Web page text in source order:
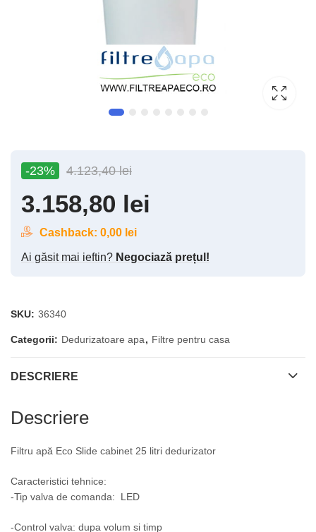
-23% 4.123,40lei
3.158,80 lei
Cashback: 0,00 lei
Ai găsit mai ieftin? Negociază prețul!
SKU: 36340
Categorii: Dedurizatoare apa, Filtre pentru casa
DESCRIERE
Descriere
Filtru apă Eco Slide cabinet 25 litri dedurizator
Caracteristici tehnice:
-Tip valva de comanda: LED
-Control valva: dupa volum si timp